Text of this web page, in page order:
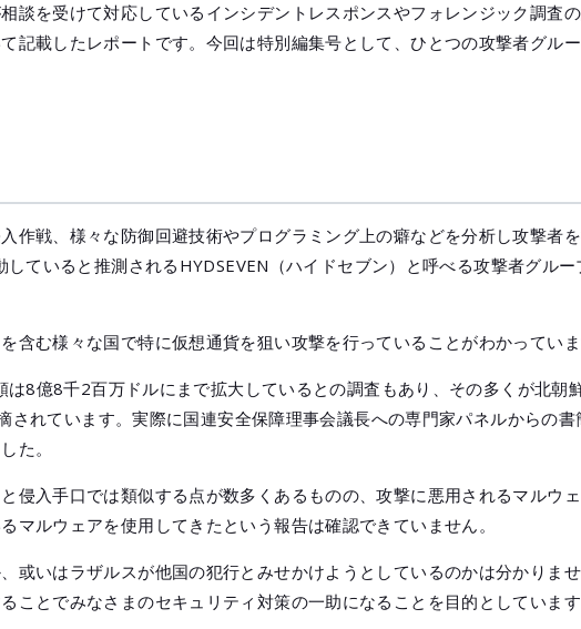
採用
談を受けて対応しているインシデントレスポンスやフォレンジック調査
記載したレポートです。今回は特別編集号として、ひとつの攻撃者グル
作戦、様々な防御回避技術やプログラミング上の癖などを分析し攻撃者
ていると推測されるHYDSEVEN（ハイドセブン）と呼べる攻撃者グルー
む様々な国で特に仮想通貨を狙い攻撃を行っていることがわかっていま
8億8千2百万ドルにまで拡大しているとの調査もあり、その多くが北朝
れています。実際に国連安全保障理事会議長への専門家パネルからの書
た。
侵入手口では類似する点が数多くあるものの、攻撃に悪用されるマルウ
ルウェアを使用してきたという報告は確認できていません。
或いはラザルスが他国の犯行とみせかけようとしているのかは分かりま
ことでみなさまのセキュリティ対策の一助になることを目的としています